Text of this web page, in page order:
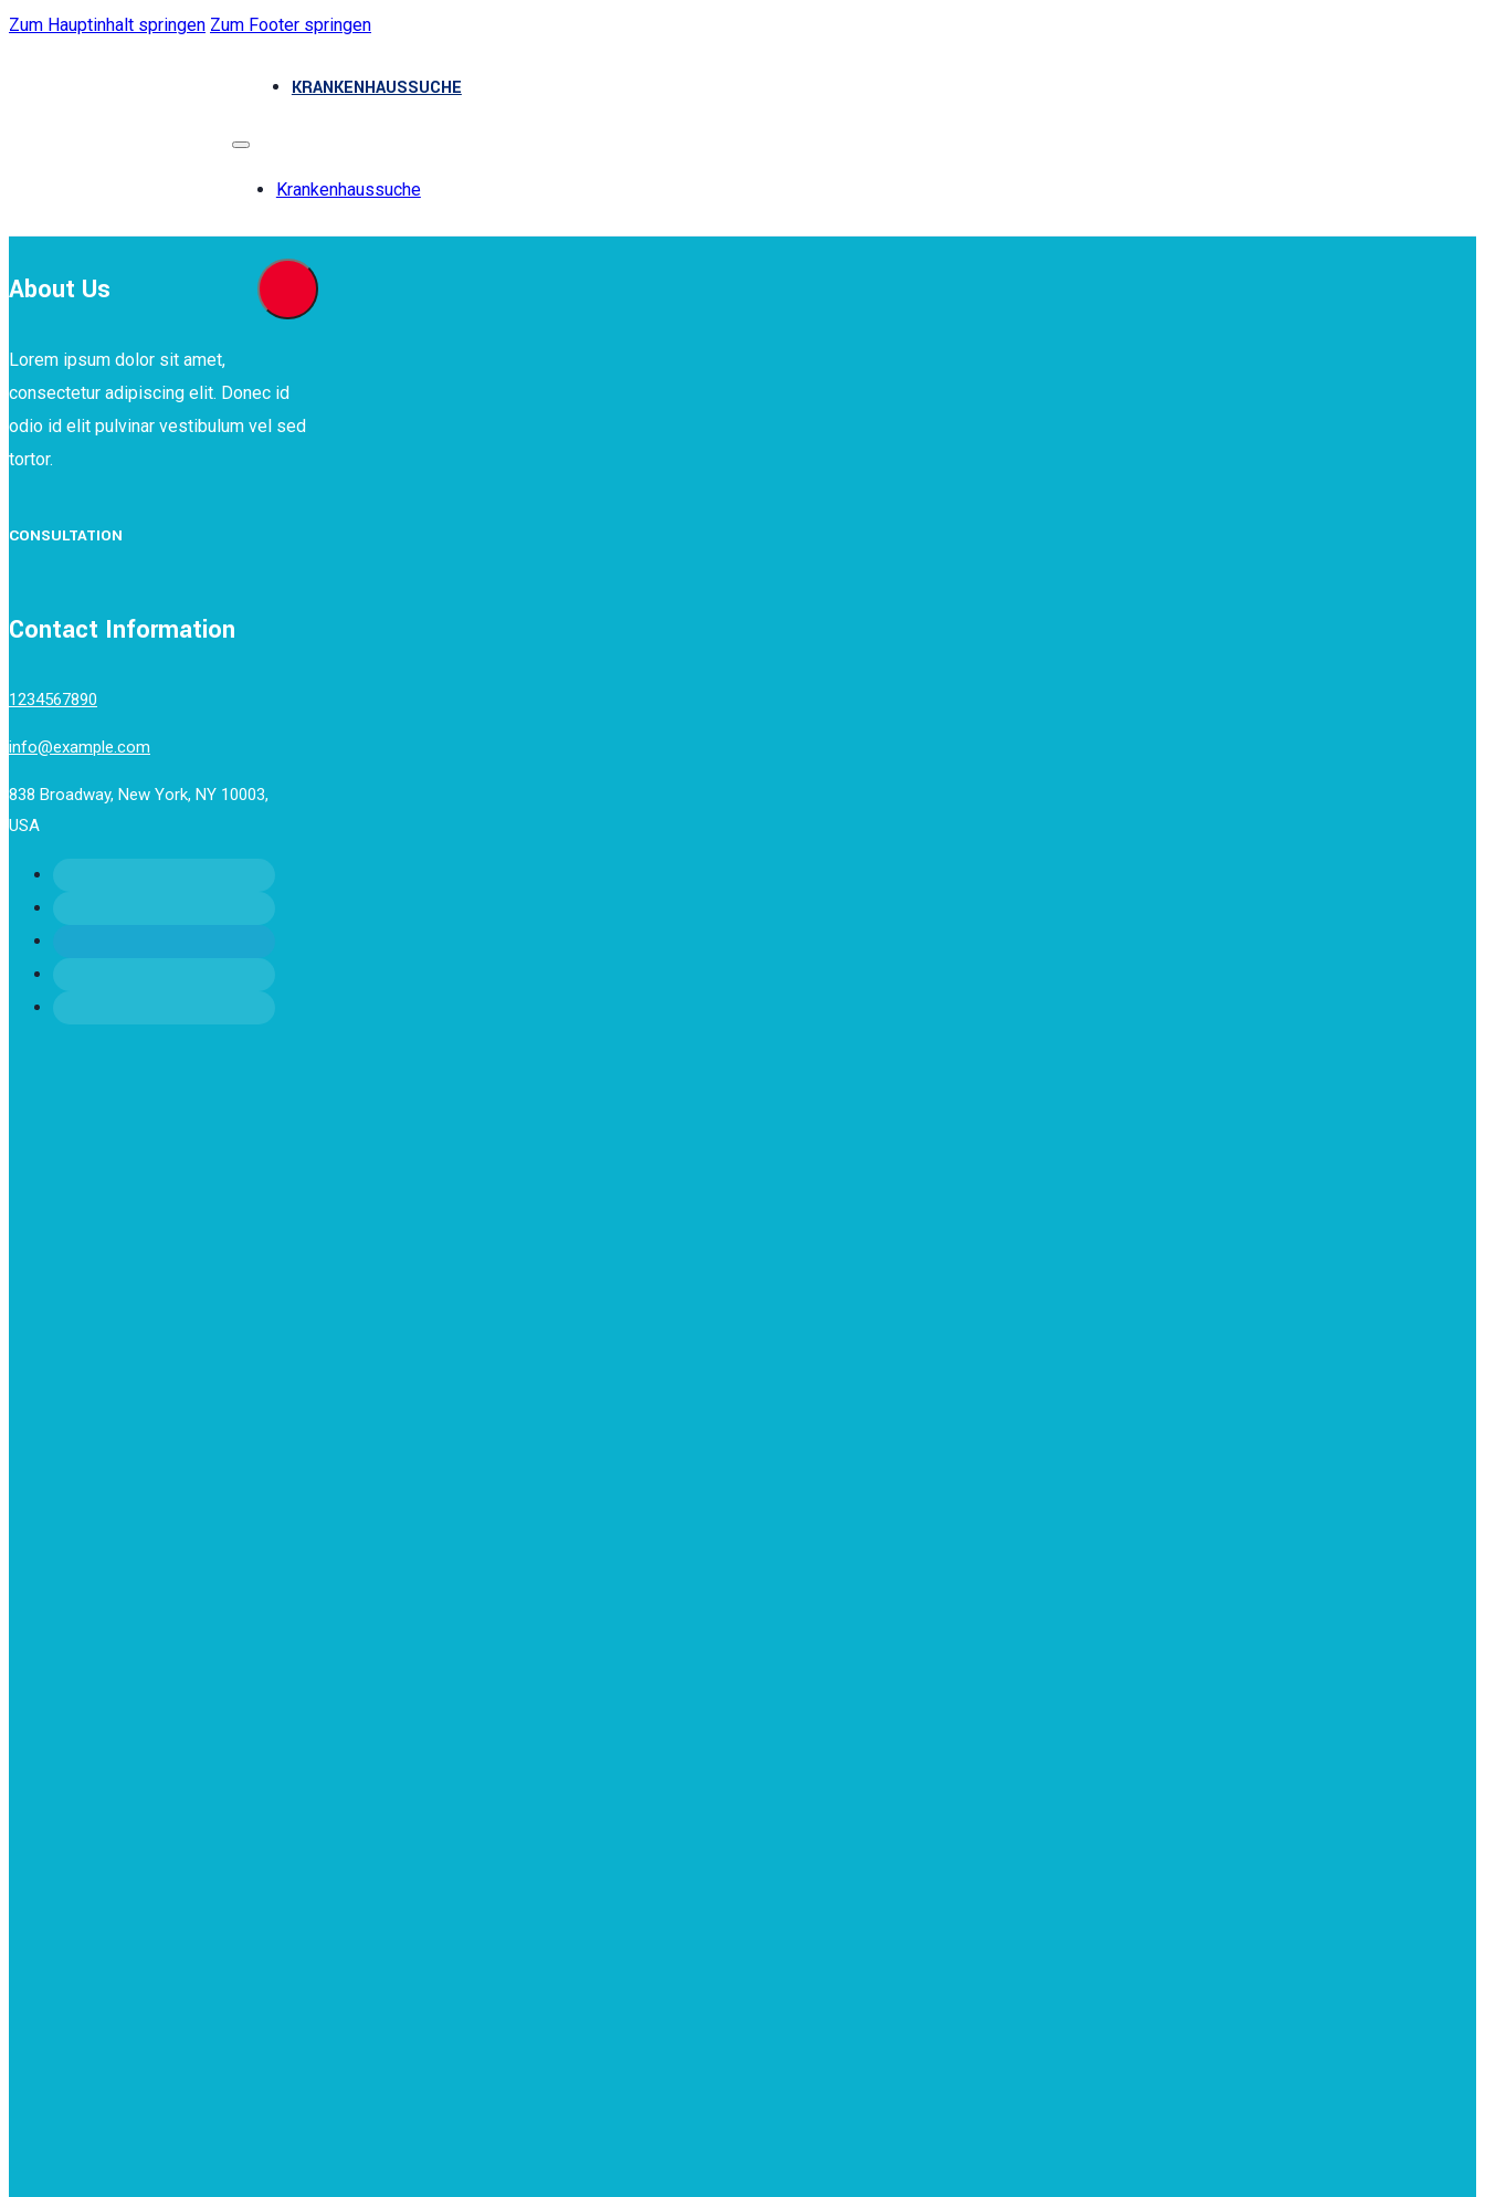
Zum Hauptinhalt springen Zum Footer springen
KRANKENHAUSSUCHE
Krankenhaussuche
About Us
Lorem ipsum dolor sit amet,
consectetur adipiscing elit. Donec id
odio id elit pulvinar vestibulum vel sed
tortor.
CONSULTATION
Contact Information
1234567890
info@example.com
838 Broadway, New York, NY 10003,
USA